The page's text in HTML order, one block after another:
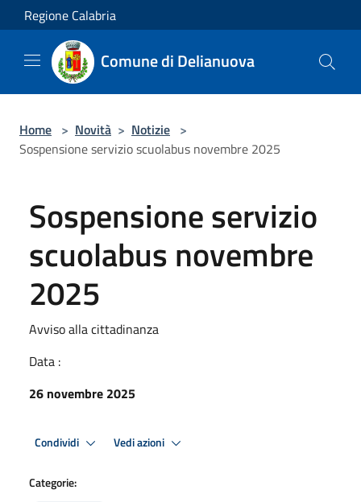
Salta al contenuto principale
Regione Calabria
Comune di Delianuova
Home > Novità > Notizie >
Sospensione servizio scuolabus novembre 2025
Sospensione servizio
scuolabus novembre
2025
Avviso alla cittadinanza
Data :
26 novembre 2025
Condividi Vedi azioni
Categorie: